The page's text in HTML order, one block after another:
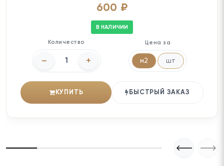
600 ₽
В НАЛИЧИИ
Количество
– +
Цена за
м2 шт
КУПИТЬ БЫСТРЫЙ ЗАКАЗ